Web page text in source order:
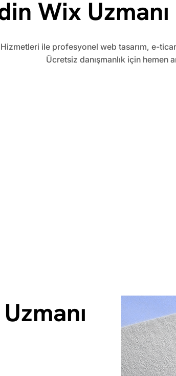
Wix
ile profesyonel web tasarım, e-
Ücretsiz danışmanlık için hemen